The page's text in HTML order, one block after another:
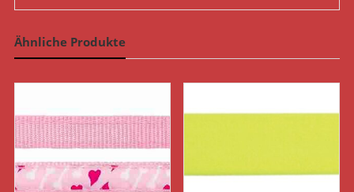
Ähnliche Produkte